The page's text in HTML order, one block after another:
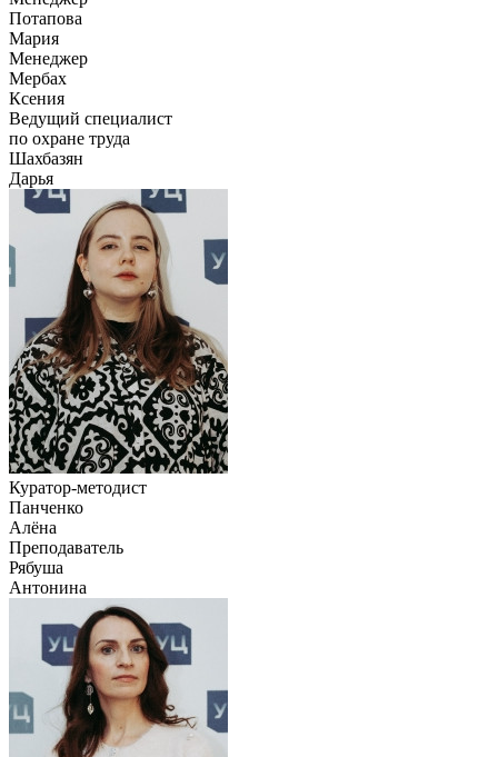
Потапова
Мария
Менеджер
Мербах
Ксения
Ведущий специалист
по охране труда
Шахбазян
Дарья
Куратор-методист
Панченко
Алёна
Преподаватель
Рябуша
Антонина